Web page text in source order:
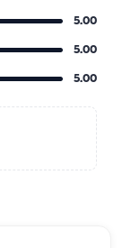
5.00
5.00
5.00